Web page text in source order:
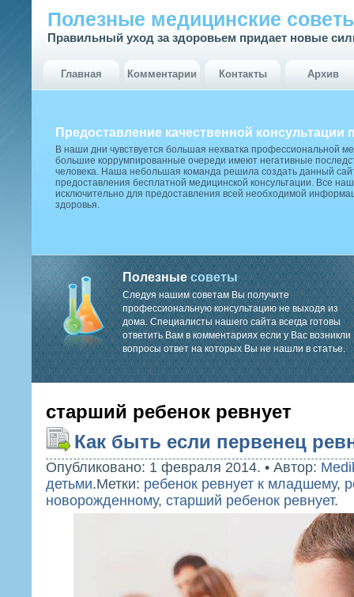
Полезные медицинские
Правильный уход за здоровьем придает новые
Главная Комментарии Контакты Архив
Предоставление качественной консультации
В наши дни чувствуется большая нехватка профессиональной
большие коррумпированные очереди имеют негативные
человека. Наша небольшая команда решила создать данный
предоставления бесплатной медицинской консультации. Все
исключительно для предоставления всей необходимой
здоровья.
Полезныесоветы
Следуя нашим советам Вы получите
профессиональную консультацию не выходя из
дома. Специалисты нашего сайта всегда готовы
ответить Вам в комментариях если у Вас возникли
вопросы ответ на которых Вы не нашли в статье.
старший ребенок ревнует
Как быть если первенец
Опубликовано: 1 февраля 2014. • Автор:
детьми.Метки: ребенок ревнует к младшему,
новорожденному, старший ребенок ревнует.